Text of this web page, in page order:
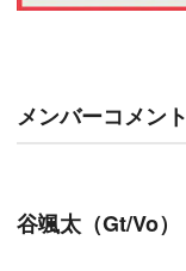
メンバーコメント
谷颯太（Gt/Vo）